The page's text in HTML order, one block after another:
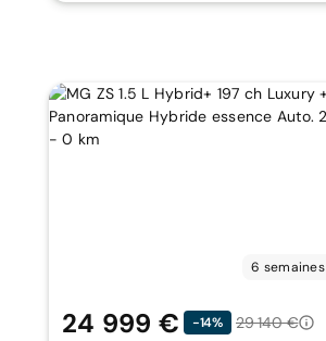
6 semaines
24 999 € -14%
29 140 €